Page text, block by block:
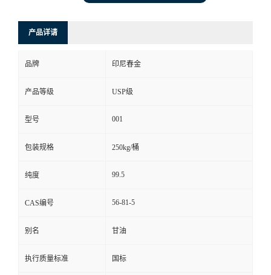
产品详请
品牌 印尼春金
产品等级 USP级
型号 001
包装规格 250kg/桶
纯度 99.5
CAS编号 56-81-5
别名 甘油
执行质量标准 国标